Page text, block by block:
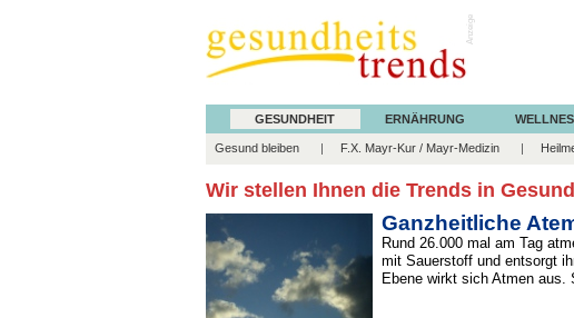
Anzeige
GESUNDHEIT ERNÄHRUNG
Gesund bleiben F.X. Mayr-Kur / Mayr-Medizin
Wir stellen Ihnen die Trends in
Ganzheitliche
Rund 26.000 mal am Tag
mit Sauerstoff und entsorgt
Ebene wirkt sich Atmen aus.